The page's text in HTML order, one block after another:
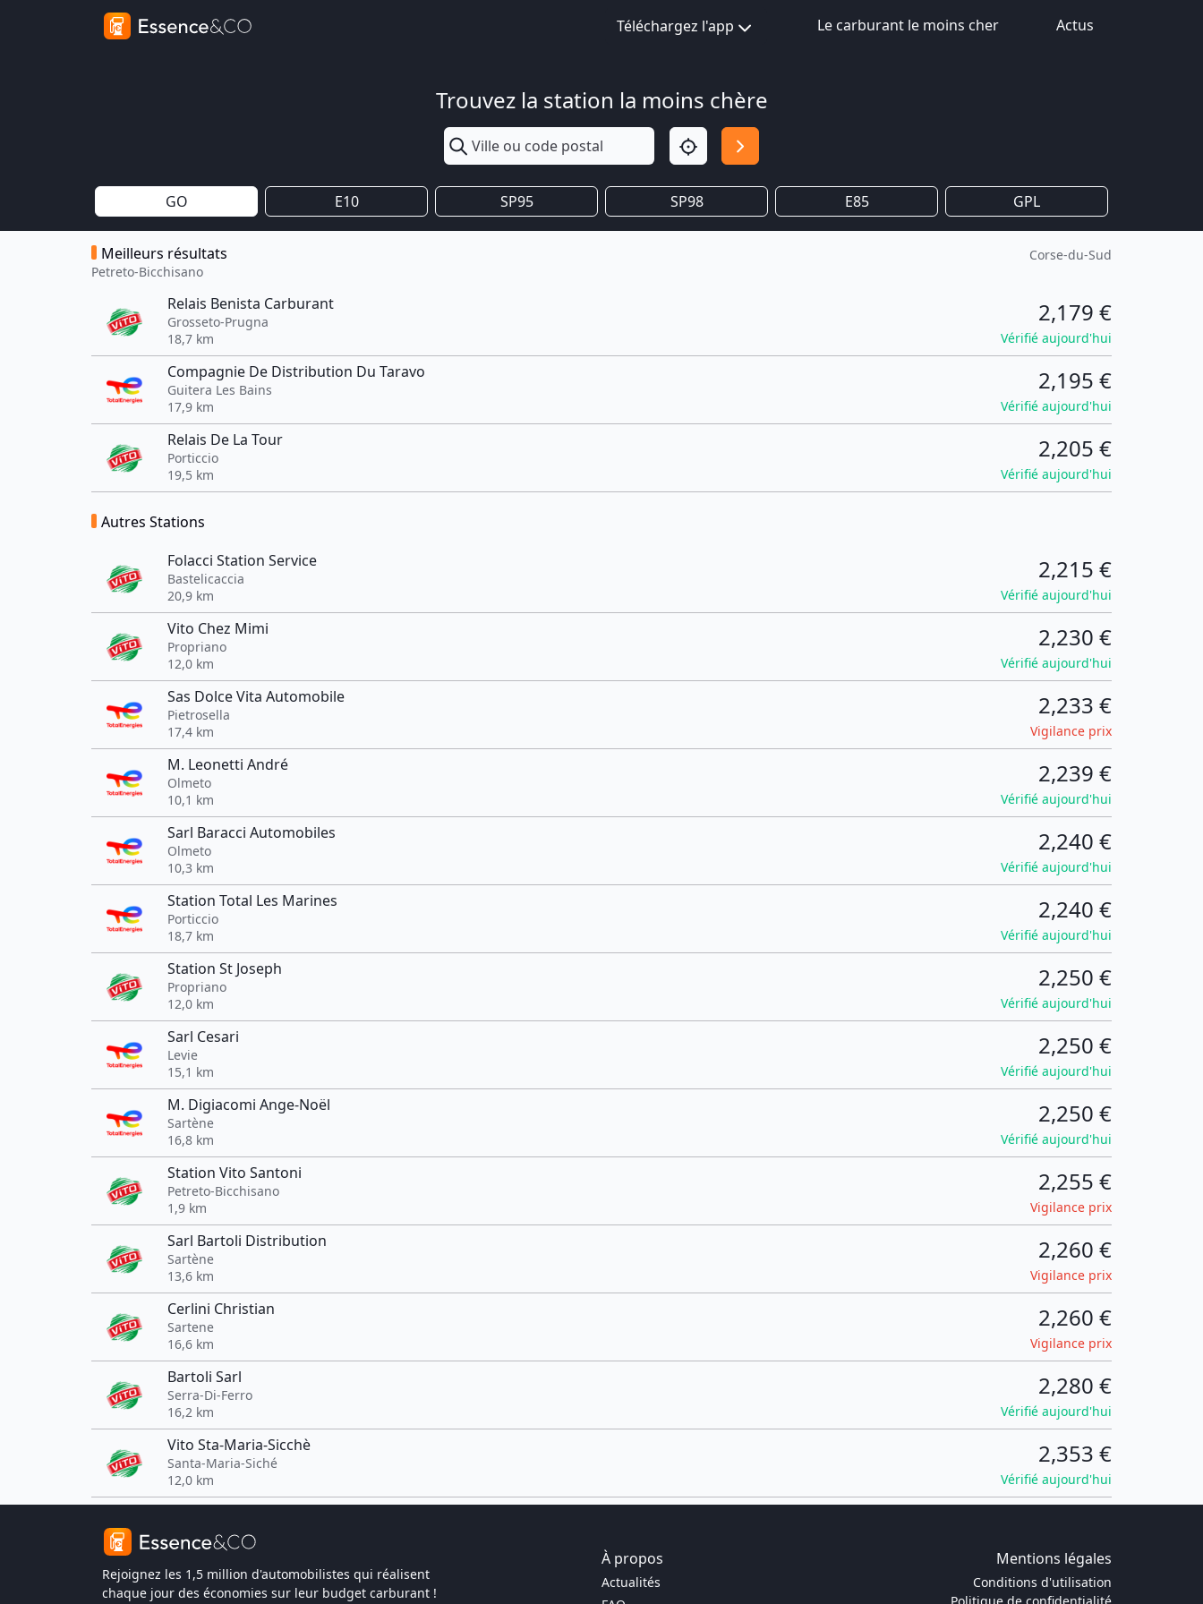
Téléchargez l'app Le carburant le moins cher Actus
Trouvez la station la moins chère
GO E10 SP95 SP98 E85 GPL
Meilleurs résultats
Petreto-Bicchisano
Corse-du-Sud
Relais Benista Carburant
Grosseto-Prugna
18,7 km
2,179 €
Vérifié aujourd'hui
Compagnie De Distribution Du Taravo
Guitera Les Bains
17,9 km
2,195 €
Vérifié aujourd'hui
Relais De La Tour
Porticcio
19,5 km
2,205 €
Vérifié aujourd'hui
Autres Stations
Folacci Station Service
Bastelicaccia
20,9 km
2,215 €
Vérifié aujourd'hui
Vito Chez Mimi
Propriano
12,0 km
2,230 €
Vérifié aujourd'hui
Sas Dolce Vita Automobile
Pietrosella
17,4 km
2,233 €
Vigilance prix
M. Leonetti André
Olmeto
10,1 km
2,239 €
Vérifié aujourd'hui
Sarl Baracci Automobiles
Olmeto
10,3 km
2,240 €
Vérifié aujourd'hui
Station Total Les Marines
Porticcio
18,7 km
2,240 €
Vérifié aujourd'hui
Station St Joseph
Propriano
12,0 km
2,250 €
Vérifié aujourd'hui
Sarl Cesari
Levie
15,1 km
2,250 €
Vérifié aujourd'hui
M. Digiacomi Ange-Noël
Sartène
16,8 km
2,250 €
Vérifié aujourd'hui
Station Vito Santoni
Petreto-Bicchisano
1,9 km
2,255 €
Vigilance prix
Sarl Bartoli Distribution
Sartène
13,6 km
2,260 €
Vigilance prix
Cerlini Christian
Sartene
16,6 km
2,260 €
Vigilance prix
Bartoli Sarl
Serra-Di-Ferro
16,2 km
2,280 €
Vérifié aujourd'hui
Vito Sta-Maria-Sicchè
Santa-Maria-Siché
12,0 km
2,353 €
Vérifié aujourd'hui
Rejoignez les 1,5 million d'automobilistes qui réalisent
chaque jour des économies sur leur budget carburant !
À propos Mentions légales
Actualités
Conditions d'utilisation